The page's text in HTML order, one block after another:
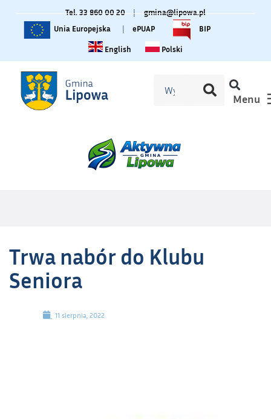
Tel. 33 860 00 20 |
gmina@lipowa.pl
Unia Europejska
| ePUAP
BIP
Change language to English
English Zmiana języka na polski
Polski
Menu
Trwa nabór do Klubu
Seniora
11 sierpnia, 2022